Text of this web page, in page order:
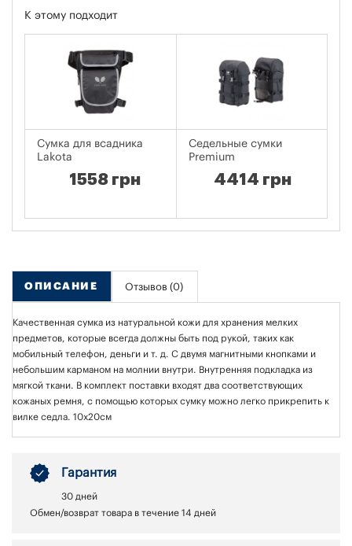
К этому подходит
Сумка для всадника
Lakota
1558 грн
Седельные сумки
Premium
4414 грн
ОПИСАНИЕ Отзывов (0)
Качественная сумка из натуральной кожи для хранения мелких
предметов, которые всегда должны быть под рукой, таких как
мобильный телефон, деньги и т. д. С двумя магнитными кнопками и
небольшим карманом на молнии внутри. Внутренняя подкладка из
мягкой ткани. В комплект поставки входят два соответствующих
кожаных ремня, с помощью которых сумку можно легко прикрепить к
вилке седла. 10x20см
Гарантия
30 дней
Обмен/возврат товара в течение 14 дней